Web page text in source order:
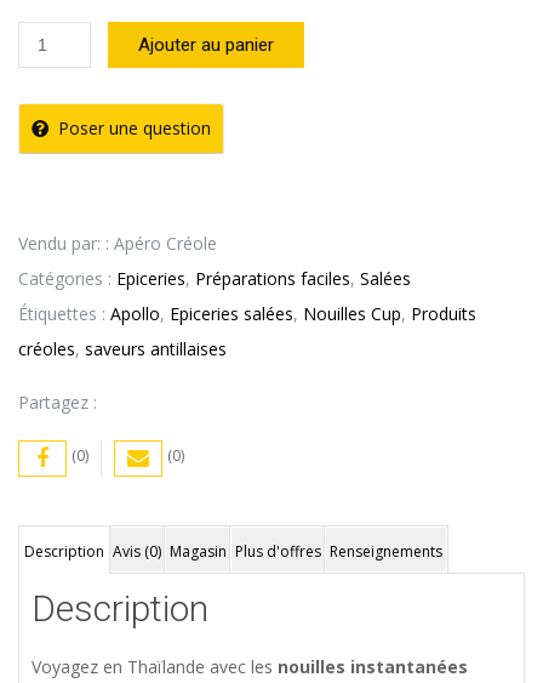
quantité
de
Nouille
saveur
Apollo
–
85g
Ajouter au panier
Poser une question
Vendu par: : Apéro Créole
Catégories : Epiceries, Préparations faciles, Salées
Étiquettes : Apollo, Epiceries salées, Nouilles Cup, Produits
créoles, saveurs antillaises
Partagez :
(0) (0)
Description Avis (0) Magasin Plus d'offres Renseignements
Description
Voyagez en Thaïlande avec les nouilles instantanées